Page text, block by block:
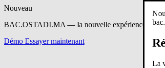
Nouveau
BAC.OSTADI.MA — la nouvelle expérience
Démo Essayer maintenant
La